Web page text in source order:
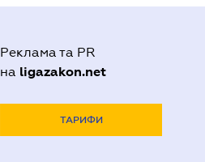
Реклама та PR
на ligazakon.net
ТАРИФИ